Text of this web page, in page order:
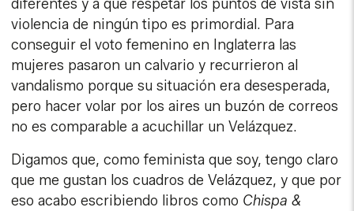
diferentes y a que respetar los puntos de vista sin
violencia de ningún tipo es primordial. Para
conseguir el voto femenino en Inglaterra las
mujeres pasaron un calvario y recurrieron al
vandalismo porque su situación era desesperada,
pero hacer volar por los aires un buzón de correos
no es comparable a acuchillar un Velázquez.
Digamos que, como feminista que soy, tengo claro
que me gustan los cuadros de Velázquez, y que por
eso acabo escribiendo libros como Chispa &